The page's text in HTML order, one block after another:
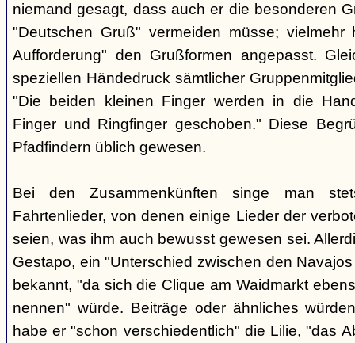
niemand gesagt, dass auch er die besonderen
"Deutschen Gruß" vermeiden müsse;
Aufforderung" den Grußformen angepasst.
speziellen Händedruck sämtlicher
"Die beiden kleinen Finger werden in die
Finger und Ringfinger geschoben." Diese
Pfadfindern üblich gewesen.
Bei den Zusammenkünften singe man
Fahrtenlieder, von denen einige Lieder der
seien, was ihm auch bewusst gewesen sei.
Gestapo, ein "Unterschied zwischen den
bekannt, "da sich die Clique am Waidmarkt
nennen" würde. Beiträge oder ähnliches
habe er "schon verschiedentlich" die Lilie, "das